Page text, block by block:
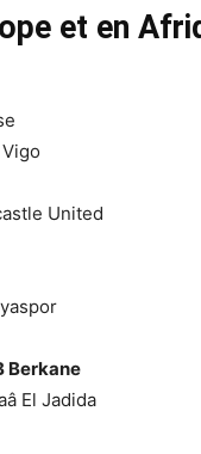
et en
United
Berkane
El Jadida